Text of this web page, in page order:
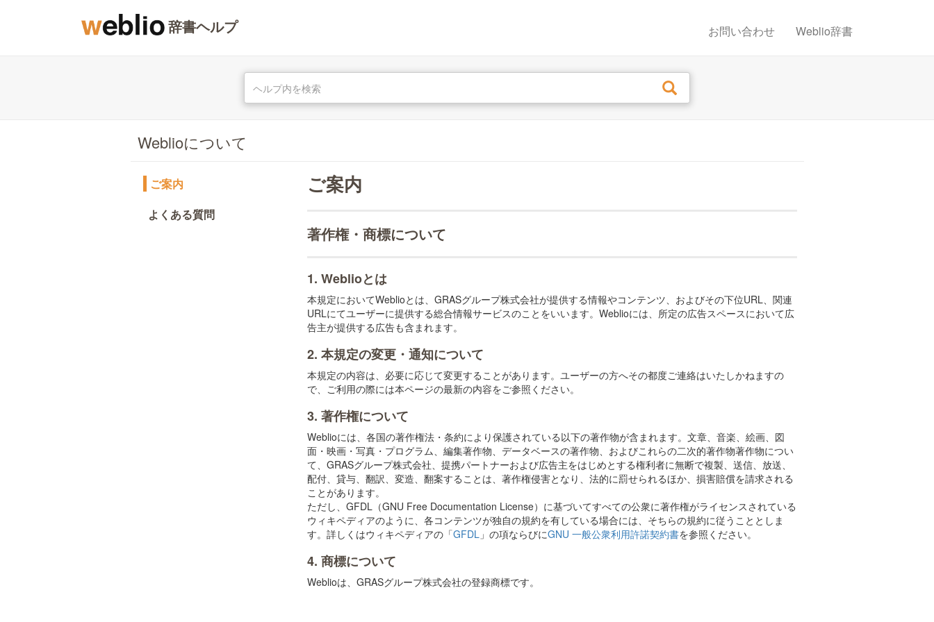
辞書ヘルプ お問い合わせ Weblio辞書
Weblioについて
ご案内
著作権・商標について
1. Weblioとは
本規定においてWeblioとは、GRASグループ株式会社が提供する情報やコンテンツ、およびその下位URL、関連
URLにてユーザーに提供する総合情報サービスのことをいいます。Weblioには、所定の広告スペースにおいて広
告主が提供する広告も含まれます。
2. 本規定の変更・通知について
本規定の内容は、必要に応じて変更することがあります。ユーザーの方へその都度ご連絡はいたしかねますの
で、ご利用の際には本ページの最新の内容をご参照ください。
3. 著作権について
Weblioには、各国の著作権法・条約により保護されている以下の著作物が含まれます。文章、音楽、絵画、図
面・映画・写真・プログラム、編集著作物、データベースの著作物、およびこれらの二次的著作物著作物につい
て、GRASグループ株式会社、提携パートナーおよび広告主をはじめとする権利者に無断で複製、送信、放送、
配付、貸与、翻訳、変造、翻案することは、著作権侵害となり、法的に罰せられるほか、損害賠償を請求される
ことがあります。
ただし、GFDL（GNU Free Documentation License）に基づいてすべての公衆に著作権がライセンスされている
ウィキペディアのように、各コンテンツが独自の規約を有している場合には、そちらの規約に従うこととしま
す。詳しくはウィキペディアの「GFDL 」の項ならびにGNU 一般公衆利用許諾契約書を参照ください。
4. 商標について
Weblioは、GRASグループ株式会社の登録商標です。
ご案内
よくある質問